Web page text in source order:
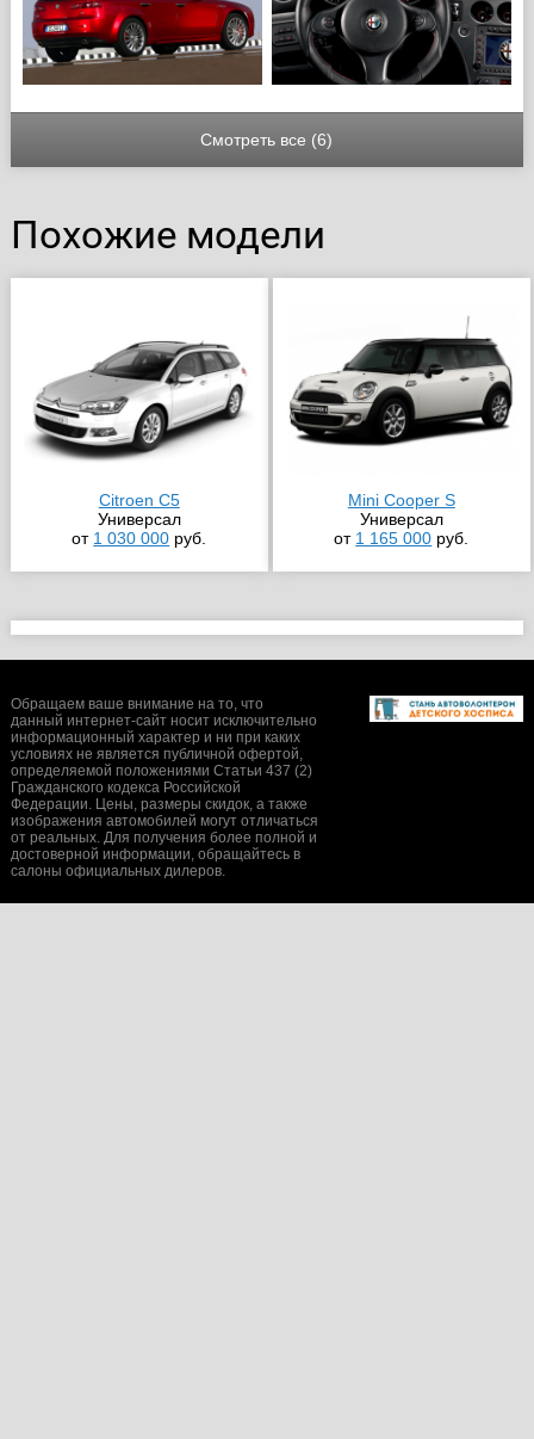
Смотреть все (6)
Похожие модели
Citroen C5
Универсал
от 1 030 000 руб.
Mini Cooper S
Универсал
от 1 165 000 руб.
Обращаем ваше внимание на то, что
данный интернет-сайт носит исключительно
информационный характер и ни при каких
условиях не является публичной офертой,
определяемой положениями Статьи 437 (2)
Гражданского кодекса Российской
Федерации. Цены, размеры скидок, а также
изображения автомобилей могут отличаться
от реальных. Для получения более полной и
достоверной информации, обращайтесь в
салоны официальных дилеров.